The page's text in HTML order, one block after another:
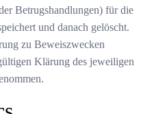
Betrugshandlungen) für die
und danach gelöscht.
zu Beweiszwecken
Klärung des jeweiligen